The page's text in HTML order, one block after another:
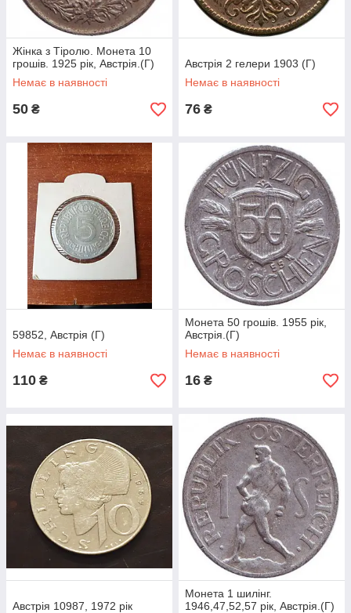
Жінка з Тіролю. Монета 10
грошів. 1925 рік, Австрія.(Г)
Немає в наявності
50 ₴
Австрія 2 гелери 1903 (Г)
Немає в наявності
76 ₴
59852, Австрія (Г)
Немає в наявності
110 ₴
Монета 50 грошів. 1955 рік,
Австрія.(Г)
Немає в наявності
16 ₴
Австрія 10987, 1972 рік
Монета 1 шилінг.
1946,47,52,57 рік, Австрія.(Г)